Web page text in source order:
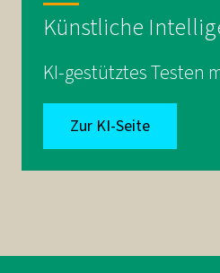
Künstliche
KI-gestütztes Testen
Zur KI-Seite